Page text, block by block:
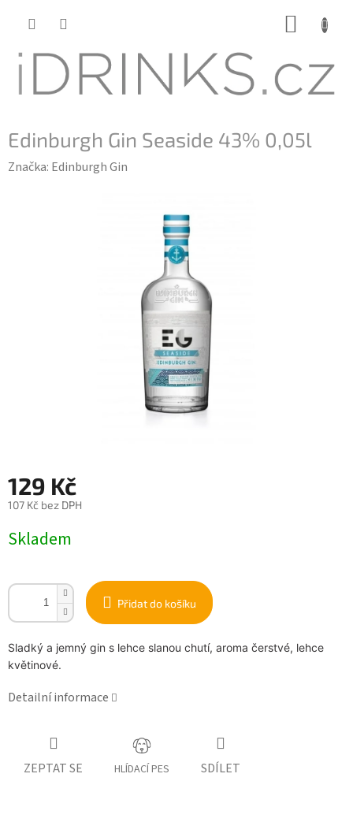
Edinburgh Gin Seaside 43% 0,05l
Značka: Edinburgh Gin
129 Kč
107 Kč bez DPH
cena:
Skladem
Přidat do košíku
Sladký a jemný gin s lehce slanou chutí, aroma čerstvé, lehce
květinové.
Detailní informace
ZEPTAT SE HLÍDACÍ PES SDÍLET